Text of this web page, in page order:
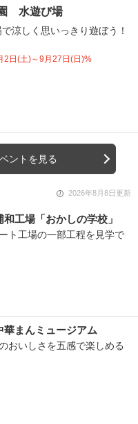
水遊び場
涼しく思いっきり遊ぼう！
2日(土)～9月27日(日)%
ントを見る
2026年8月8日更新
和工場「おかしの学校」
ト工場の一部工程を見学で
華まんミュージアム
おいしさを五感で楽しめる